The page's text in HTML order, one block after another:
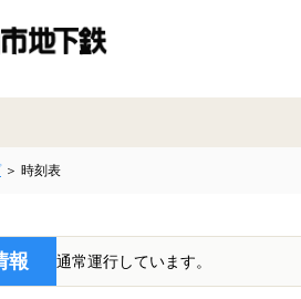
時刻表
報 通常運行しています。